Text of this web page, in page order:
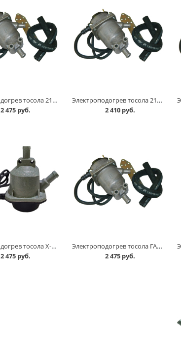
Электроподогрев тосола 2180 Vesta 16 кл г.ТЮМЕНЬ в Омске
2 475 руб.
Электроподогрев тосола 2190 16 кл 2181 КПП г.ТЮМЕНЬ в Омске
2 410 руб.
Электроподогрев тосола X-Ray г.ТЮМЕНЬ в Омске
2 475 руб.
Электроподогрев тосола ГАЗЕЛЬ NEXT CUMMINS Евро-4 г.ТЮМЕНЬ в Омске
2 475 руб.